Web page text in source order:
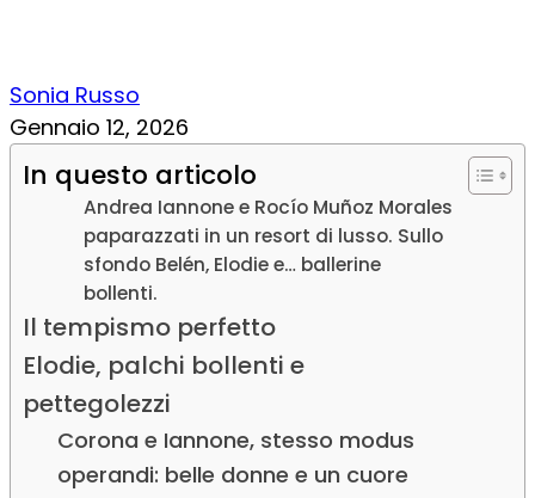
Sonia Russo
Gennaio 12, 2026
In questo articolo
Andrea Iannone e Rocío Muñoz Morales
paparazzati in un resort di lusso. Sullo
sfondo Belén, Elodie e… ballerine
bollenti.
Il tempismo perfetto
Elodie, palchi bollenti e
pettegolezzi
Corona e Iannone, stesso modus
operandi: belle donne e un cuore